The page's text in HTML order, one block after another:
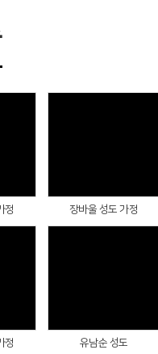
정 장바울 성도 가정
정 유남순 성도